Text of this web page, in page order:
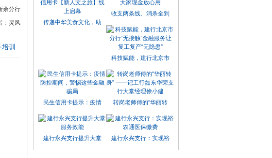
余分行
： 灵风
训
传递中华美食文化，助
收支两条线、消杀全到
科技赋能，建行北京市
民生信用卡提示：疫情 转岗老师傅的“华丽转
建行永兴支行提升大堂 建行永兴支行：实现裕